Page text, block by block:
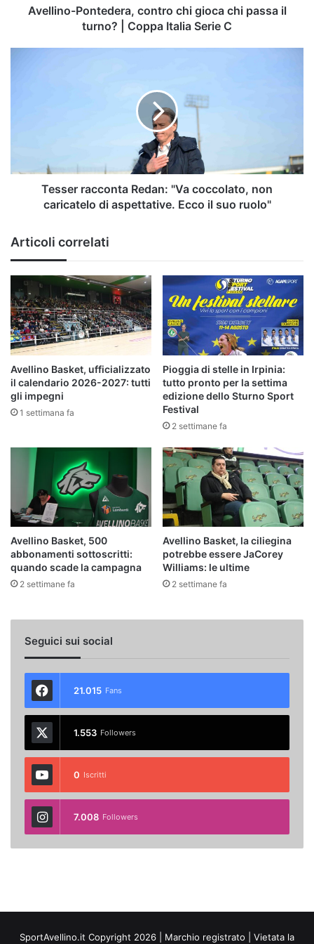
Avellino-Pontedera, contro chi gioca chi passa il
turno? | Coppa Italia Serie C
aspettative.
Tesser racconta Redan: "Va coccolato, non
caricatelo di aspettative. Ecco il suo ruolo"
Articoli correlati
Avellino Basket, ufficializzato
il calendario 2026-2027: tutti
gli impegni
1 settimana fa
Pioggia di stelle in Irpinia:
tutto pronto per la settima
edizione dello Sturno Sport
Festival
2 settimane fa
Avellino Basket, 500
abbonamenti sottoscritti:
quando scade la campagna
2 settimane fa
Avellino Basket, la ciliegina
potrebbe essere JaCorey
Williams: le ultime
2 settimane fa
Seguici sui social
21.015 Fans
1.553 Followers
0 Iscritti
7.008 Followers
SportAvellino.it Copyright 2026 | Marchio registrato | Vietata la